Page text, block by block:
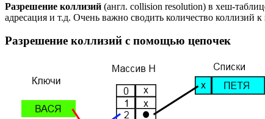
Разрешение коллизий (англ. collision resolution) в хеш-
адресация и т.д. Очень важно сводить количество коллизий
Разрешение коллизий с помощью цепочек